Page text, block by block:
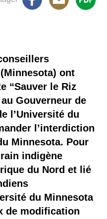
ont
“Sauver le Riz
Gouverneur de
l’Université du
l’interdiction
Minnesota. Pour
indigène
du Nord et lié
du Minnesota
de modification